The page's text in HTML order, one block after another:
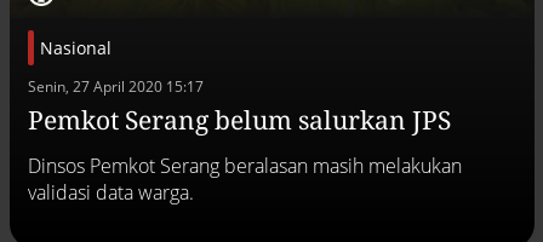
Nasional
Senin, 27 April 2020 15:17
Pemkot Serang belum salurkan JPS
Dinsos Pemkot Serang beralasan masih melakukan
validasi data warga.
Efek jera untuk pejabat abai LHKPN
Buku berusia 900 tahun ditemukan di
arsip rahasia Vatikan, ada prediksi
tahun Kiamat